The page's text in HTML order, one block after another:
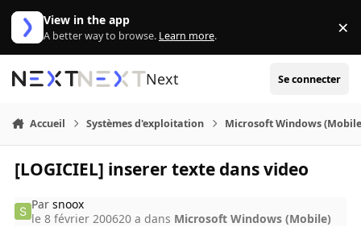
Aller au contenu
View in the app
A better way to browse. Learn more. ×
Next Se connecter
Accueil Systèmes d'exploitation Microsoft Windows
[LOGICIEL] inserer texte dans video
Parsnoox
le 8 février 200620 a dans Microsoft Windows (Mobile)